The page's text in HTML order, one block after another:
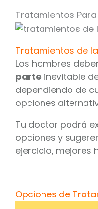
Tratamientos Para
Tratamientos de
Los hombres
parte inevitable
dependiendo de
opciones
Tu doctor podrá
opciones y
ejercicio, mejores
Opciones de